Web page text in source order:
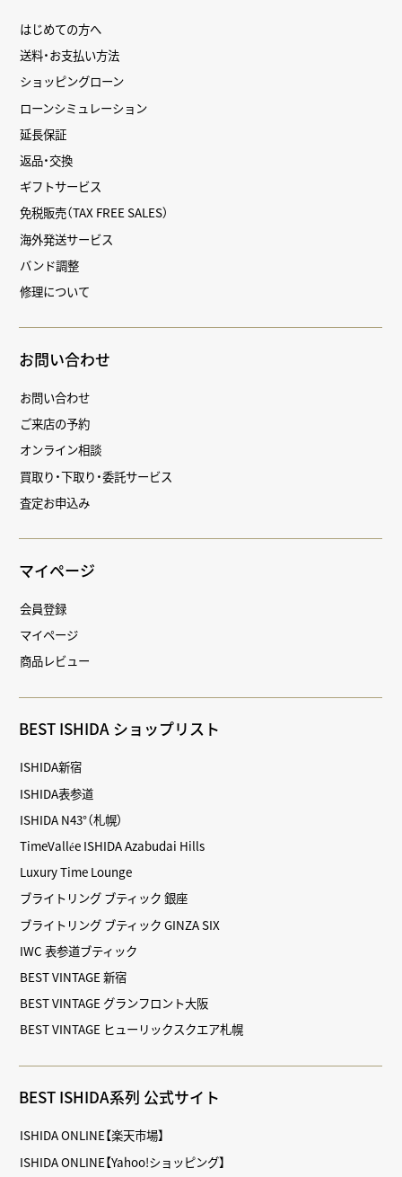
はじめての方へ
送料・お支払い方法
ショッピングローン
ローンシミュレーション
延長保証
返品・交換
ギフトサービス
免税販売（TAX FREE SALES）
海外発送サービス
バンド調整
修理について
お問い合わせ
お問い合わせ
ご来店の予約
オンライン相談
買取り・下取り・委託サービス
査定お申込み
マイページ
会員登録
マイページ
商品レビュー
BEST ISHIDA ショップリスト
ISHIDA新宿
ISHIDA表参道
ISHIDA N43°（札幌）
TimeVallée ISHIDA Azabudai Hills
Luxury Time Lounge
ブライトリング ブティック 銀座
ブライトリング ブティック GINZA SIX
IWC 表参道ブティック
BEST VINTAGE 新宿
BEST VINTAGE グランフロント大阪
BEST VINTAGE ヒューリックスクエア札幌
BEST ISHIDA系列 公式サイト
ISHIDA ONLINE【楽天市場】
ISHIDA ONLINE【Yahoo!ショッピング】